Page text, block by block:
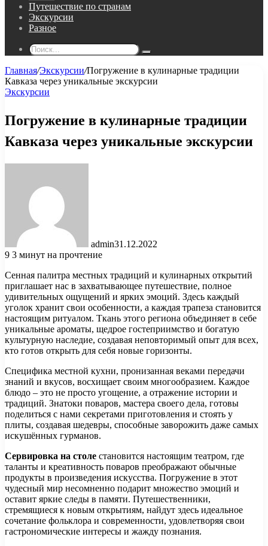
Путешествие по странам
Экскурсии
Разное
Поиск...
Главная/Экскурсии/Погружение в кулинарные традиции
Кавказа через уникальные экскурсии
Экскурсии
Погружение в кулинарные традиции
Кавказа через уникальные экскурсии
admin31.12.2022
9 3 минут на прочтение
Сенная палитра местных традиций и кулинарных открытий
приглашает нас в захватывающее путешествие, полное
удивительных ощущений и ярких эмоций. Здесь каждый
уголок хранит свои особенности, а каждая трапеза становится
настоящим ритуалом. Ткань этого региона объединяет в себе
уникальные ароматы, щедрое гостеприимство и богатую
культурную наследие, создавая неповторимый опыт для всех,
кто готов открыть для себя новые горизонты.
Специфика местной кухни, пронизанная веками передачи
знаний и вкусов, восхищает своим многообразием. Каждое
блюдо – это не просто угощение, а отражение истории и
традиций. Знатоки поваров, мастера своего дела, готовы
поделиться с нами секретами приготовления и стоять у
плиты, создавая шедевры, способные заворожить даже самых
искушённых гурманов.
Сервировка на столе становится настоящим театром, где
таланты и креативность поваров преображают обычные
продукты в произведения искусства. Погружение в этот
чудесный мир несомненно подарит множество эмоций и
оставит яркие следы в памяти. Путешественники,
стремящиеся к новым открытиям, найдут здесь идеальное
сочетание фольклора и современности, удовлетворяя свои
гастрономические интересы и жажду познания.